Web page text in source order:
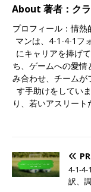
About 著者：ク
プロフィール：情熱
マンは、4-1-4-1フ
にキャリアを捧げ
ち、ゲームへの愛情
み合わせ、チームが
す手助けをしてい
り、若いアスリー
4-1-4-
訳、